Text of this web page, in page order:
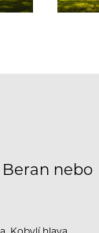
nebo